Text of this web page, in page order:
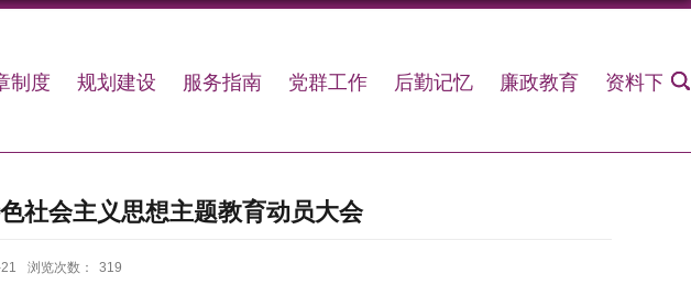
制度 规划建设 服务指南 党群工作 后勤记忆 廉政教育 资料下载
社会主义思想主题教育动员大会
浏览次数： 319